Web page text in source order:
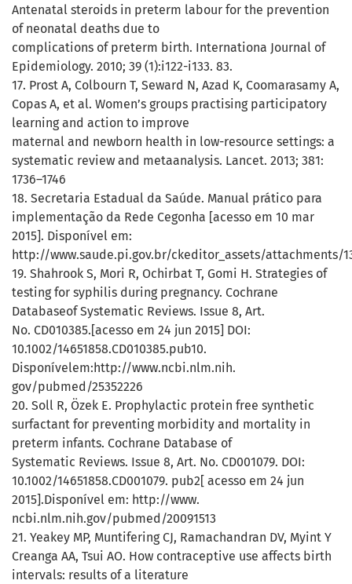
Antenatal steroids in preterm labour for the prevention
of neonatal deaths due to
complications of preterm birth. Internationa Journal of
Epidemiology. 2010; 39 (1):i122-i133. 83.
17. Prost A, Colbourn T, Seward N, Azad K, Coomarasamy A,
Copas A, et al. Women’s groups practising participatory
learning and action to improve
maternal and newborn health in low-resource settings: a
systematic review and metaanalysis. Lancet. 2013; 381:
1736–1746
18. Secretaria Estadual da Saúde. Manual prático para
implementação da Rede Cegonha [acesso em 10 mar
2015]. Disponível em:
http://www.saude.pi.gov.br/ckeditor_assets/attachments/
19. Shahrook S, Mori R, Ochirbat T, Gomi H. Strategies of
testing for syphilis during pregnancy. Cochrane
Databaseof Systematic Reviews. Issue 8, Art.
No. CD010385.[acesso em 24 jun 2015] DOI:
10.1002/14651858.CD010385.pub10.
Disponívelem:http://www.ncbi.nlm.nih.
gov/pubmed/25352226
20. Soll R, Özek E. Prophylactic protein free synthetic
surfactant for preventing morbidity and mortality in
preterm infants. Cochrane Database of
Systematic Reviews. Issue 8, Art. No. CD001079. DOI:
10.1002/14651858.CD001079. pub2[ acesso em 24 jun
2015].Disponível em: http://www.
ncbi.nlm.nih.gov/pubmed/20091513
21. Yeakey MP, Muntifering CJ, Ramachandran DV, Myint Y
Creanga AA, Tsui AO. How contraceptive use affects birth
intervals: results of a literature